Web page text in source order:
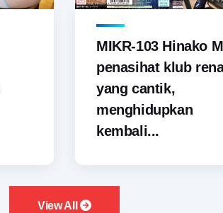
MIKR-103 Hinako
penasihat klub
yang cantik,
menghidupkan
kembali...
View All